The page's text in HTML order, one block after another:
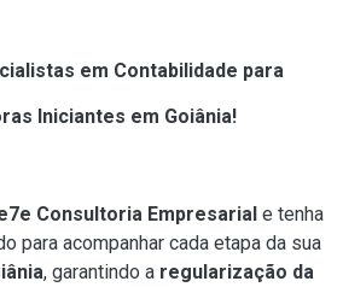
em Contabilidade para
Iniciantes em Goiânia!
Consultoria Empresarial e tenha
para acompanhar cada etapa da sua
, garantindo a regularização da